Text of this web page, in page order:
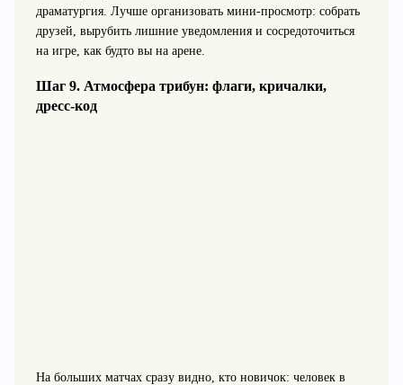
драматургия. Лучше организовать мини‑просмотр: собрать
друзей, вырубить лишние уведомления и сосредоточиться
на игре, как будто вы на арене.
Шаг 9. Атмосфера трибун: флаги, кричалки,
дресс‑код
На больших матчах сразу видно, кто новичок: человек в